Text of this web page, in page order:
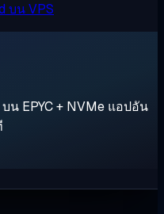
บน VPS
น EPYC + NVMe แอปอัน